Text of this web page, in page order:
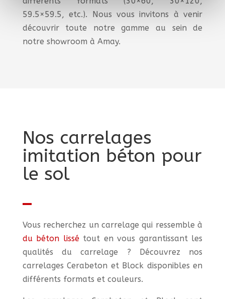
59.5×59.5, etc.). Nous vous invitons à venir
découvrir toute notre gamme au sein de
notre showroom à Amay.
Nos carrelages
imitation béton pour
le sol
Vous recherchez un carrelage qui ressemble à
du béton lissétout en vous garantissant les
qualités du carrelage ? Découvrez nos
carrelages Cerabeton et Block disponibles en
différents formats et couleurs.